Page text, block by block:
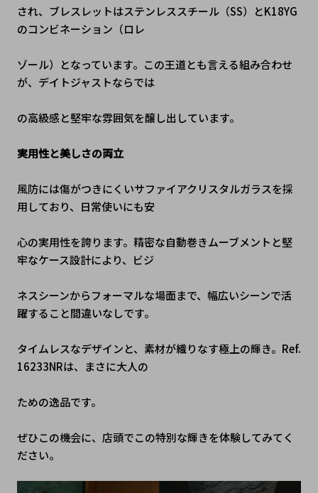
され、ブレスレットはステンレススチール（SS）とK18YG
のコンビネーション（ロレ
ゾール）となっています。この王道とも言える組み合わせ
が、デイトジャストならでは
の高級感と堅牢な雰囲気を醸し出しています。
実用性と美しさの両立
風防には傷がつきにくいサファイアクリスタルガラスを採
用しており、日常使いにも安
心の実用性を誇ります。精密な自動巻きムーブメントと堅
牢なケース設計により、ビジ
ネスシーンからフォーマルな場面まで、幅広いシーンで活
躍すること間違いなしです。
タイムレスなデザインと、素材が織りなす極上の輝き。Ref.
16233NRは、まさに大人の
ための逸品です。
ぜひこの機会に、店頭でこの特別な輝きを体験してみてく
ださい。